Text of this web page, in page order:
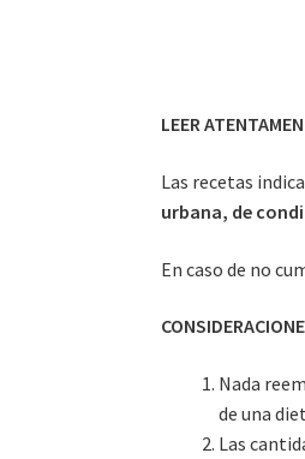
LEER
Las recetas
urbana, de
En caso de no
Nada
de una
Las